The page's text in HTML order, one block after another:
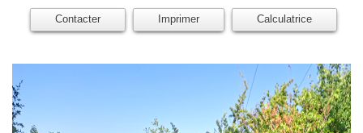
Contacter Imprimer Calculatrice